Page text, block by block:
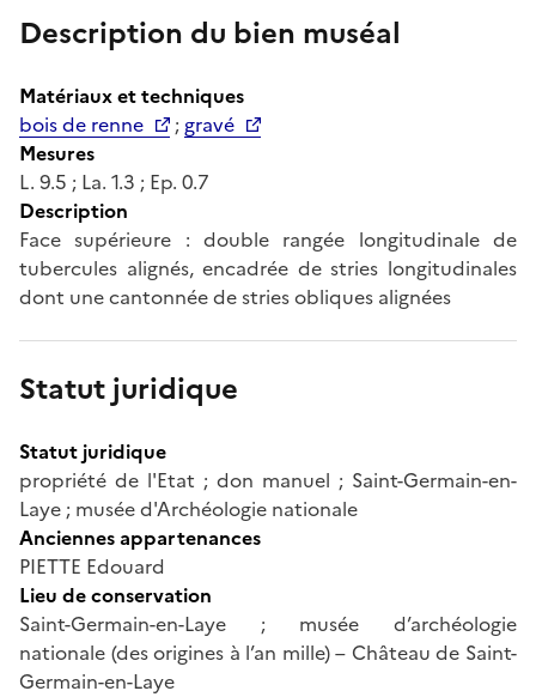
Description du bien muséal
Matériaux et techniques
bois de renne
; gravé
Mesures
L. 9.5 ; La. 1.3 ; Ep. 0.7
Description
Face supérieure : double rangée longitudinale de
tubercules alignés, encadrée de stries longitudinales
dont une cantonnée de stries obliques alignées
Statut juridique
Statut juridique
propriété de l'Etat ; don manuel ; Saint-Germain-en-
Laye ; musée d'Archéologie nationale
Anciennes appartenances
PIETTE Edouard
Lieu de conservation
Saint-Germain-en-Laye ; musée d’archéologie
nationale (des origines à l’an mille) – Château de Saint-
Germain-en-Laye